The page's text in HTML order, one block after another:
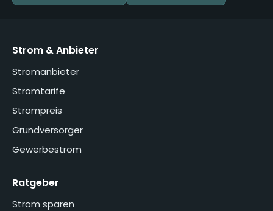
Strom & Anbieter
Stromanbieter
Stromtarife
Strompreis
Grundversorger
Gewerbestrom
Ratgeber
Strom sparen